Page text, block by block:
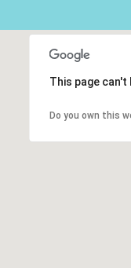
This page
Do you own this